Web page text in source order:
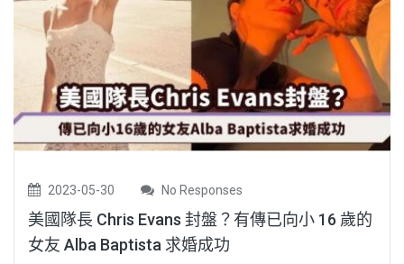
2023-05-30 No Responses
美國隊長 Chris Evans 封盤？有傳已向小 16 歲的
女友 Alba Baptista 求婚成功